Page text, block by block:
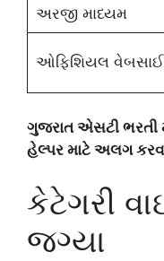
અરજી માધ્યમ
ઓફિશિયલ
ગુજરાત એસટી ભરતી
હેલ્પર માટે અલગ
કેટેગરી
જગ્યા